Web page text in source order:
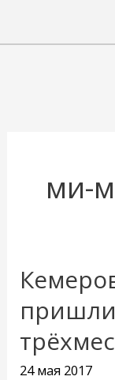
ми-
24 мая 2017
Кемеровские
спасатели
пришли
на
помощь